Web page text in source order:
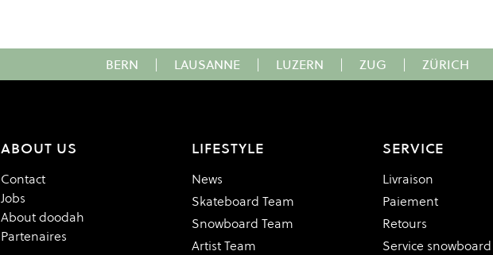
BERN | LAUSANNE | LUZERN | ZUG | ZÜRICH
ABOUT US
Contact
Jobs
About doodah
Partenaires
LIFESTYLE
News
Skateboard Team
Snowboard Team
Artist Team
SERVICE
Livraison
Paiement
Retours
Service snowboard